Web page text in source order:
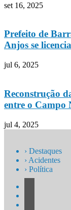
set 16, 2025
Prefeito de
Anjos se
jul 6, 2025
Reconstrução
entre o Campo
jul 4, 2025
› Destaques
› Acidentes
› Política